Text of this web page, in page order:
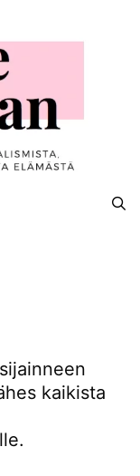
kaikista